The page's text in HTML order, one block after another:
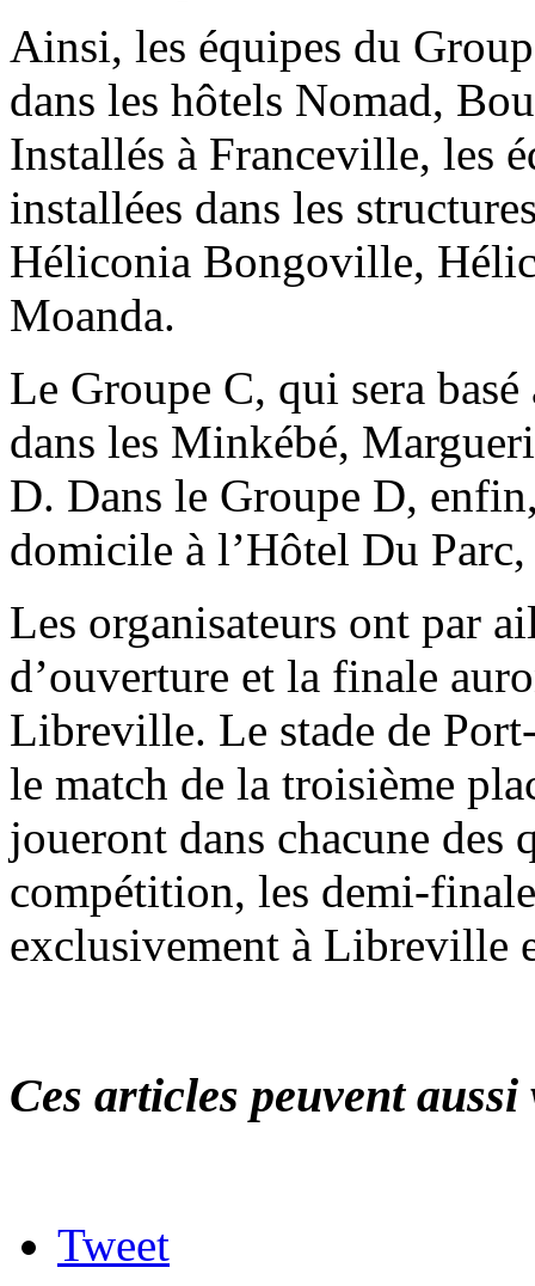
Ainsi, les équipes du
dans les hôtels Nomad,
Installés à Franceville, les
installées dans les
Héliconia Bongoville,
Moanda.
Le Groupe C, qui sera
dans les Minkébé,
D. Dans le Groupe D,
domicile à l’Hôtel Du
Les organisateurs ont par
d’ouverture et la finale
Libreville. Le stade de
le match de la troisième
joueront dans chacune des
compétition, les demi-
exclusivement à Libreville
Ces articles peuvent
Tweet